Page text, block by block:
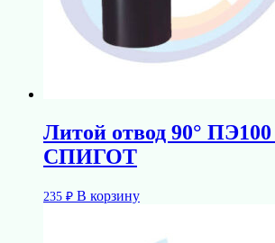
Литой отвод 90° ПЭ100
СПИГОТ
235 ₽ В корзину